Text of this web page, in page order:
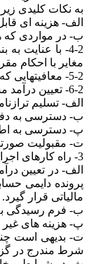
به نکات کلیدی
الف- هزینه ای
ب- در مواردی که
مغایر با احکام
5-2- معافیتهایی که درآمد های شرکت مورد رسیدگی، حسب مورد و قانونا مشمول آن است، باید توسط واحد مورد رسیدگی اظهار شود.
6-2- تعیین درآمد مشمول مالیات با فرض تحقق شرایط زیر امکانپذیر است.
الف- تسلیم
ب- دسترسی به
پ- دسترسی به
ت- مقبولیت
3- راه کارهای اجرایی 1-3- با توجه به موارد بالا، راهکارهای اجرایی به شرح زیر مقرر می شود:
پرونده دایمی
مالیاتی قرار گیرد.
ب- فرم رسیدگی
پ- هزینه های غیر قابل قبول باید با توجه
ت- بدیهی است
شرط مندرج در گزارش حسابرس بر